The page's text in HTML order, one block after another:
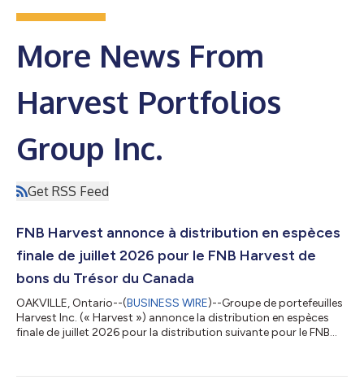
More News From
Harvest Portfolios
Group Inc.
Get RSS Feed
FNB Harvest annonce à distribution en espèces
finale de juillet 2026 pour le FNB Harvest de
bons du Trésor du Canada
OAKVILLE, Ontario--(BUSINESS WIRE)--Groupe de portefeuilles
Harvest Inc. (« Harvest ») annonce la distribution en espèces
finale de juillet 2026 pour la distribution suivante pour le FNB
août 2026 aux porteurs de parts inscrits le 31 juillet 2026. Les